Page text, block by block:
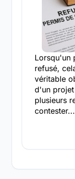
Lorsqu'un
refusé,
véritable
d'un projet
plusieurs
contester...